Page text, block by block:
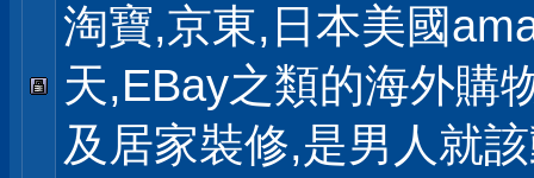
淘寶,京東,日本美國
天,EBay之類的海外購
及居家裝修,是男人就